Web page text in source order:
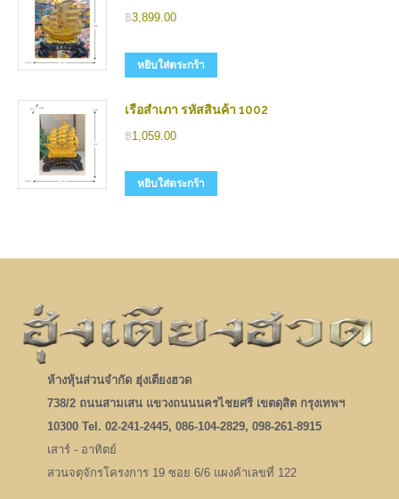
฿3,899.00
หยิบใส่ตระกร้า
เรือสำเภา รหัสสินค้า 1002
฿1,059.00
หยิบใส่ตระกร้า
ห้างหุ้นส่วนจำกัด ฮุ่งเตียงฮวด
738/2 ถนนสามเสน แขวงถนนนครไชยศรี เขตดุสิต กรุงเทพฯ
10300 Tel. 02-241-2445, 086-104-2829, 098-261-8915
เสาร์ - อาทิตย์
สวนจตุจักรโครงการ 19 ซอย 6/6 แผงค้าเลขที่ 122